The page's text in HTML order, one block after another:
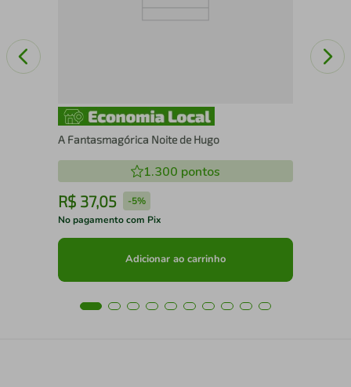
A Fantasmagórica Noite de Hugo
1.300 pontos
R$ 37,05 -5%
No pagamento com Pix
Adicionar ao carrinho